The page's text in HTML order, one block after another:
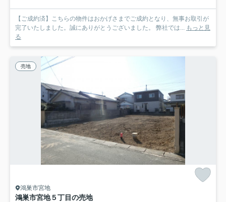
【ご成約済】こちらの物件はおかげさまでご成約となり、無事お取引が
完了いたしました。誠にありがとうございました。 弊社では... もっと見
る
売地
鴻巣市宮地
鴻巣市宮地５丁目の売地